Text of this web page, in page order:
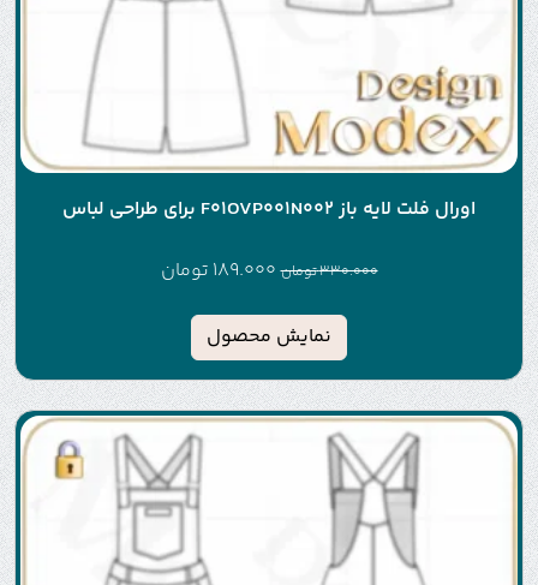
اورال فلت لایه باز F01OVP001N002 برای طراحی لباس
330.000تومان 189.000 تومان
نمایش محصول